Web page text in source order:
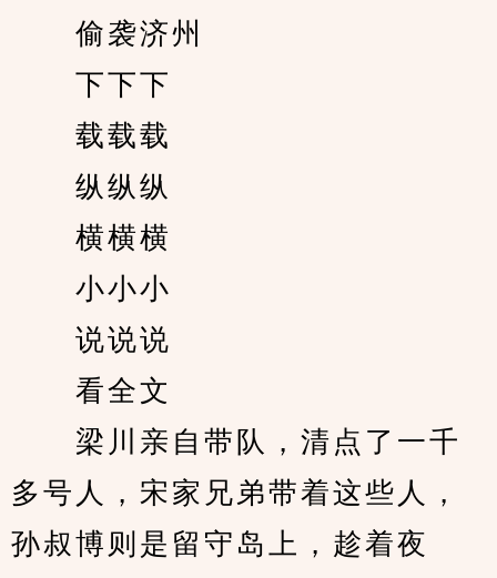
偷袭济州
下下下
载载载
纵纵纵
横横横
小小小
说说说
看全文
梁川亲自带队，清点了一千
多号人，宋家兄弟带着这些人，
孙叔博则是留守岛上，趁着夜